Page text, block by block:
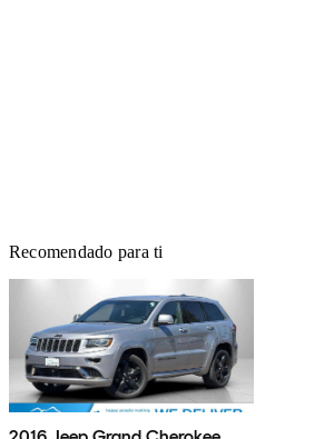
Recomendado para ti